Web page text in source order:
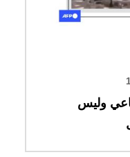
وليس